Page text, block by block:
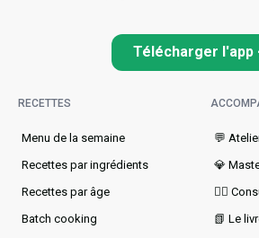
Télécharger l'app
RECETTES
Menu de la semaine​
Recettes par ingrédients
Recettes par âge
Batch cooking
💬
💎
👩‍⚕️
📗 Le